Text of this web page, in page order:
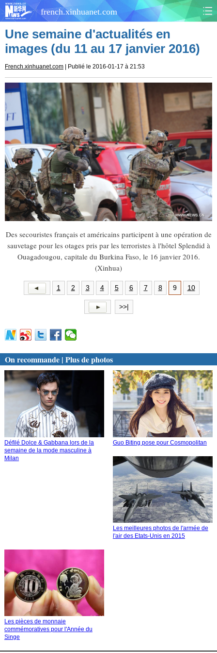
french.xinhuanet.com
CHINE MONDE
CULTURE SOCIÉTÉ
SANTÉ SPORTS
SCI&TECH PLANÈTE
TOURISME DOCUMENTS
DOSSIERS PHOTOS
VIDÉOS
Une semaine d'actualités en
images (du 11 au 17 janvier 2016)
French.xinhuanet.com | Publié le 2016-01-17 à 21:53
Des secouristes français et américains participent à une opération de
sauvetage pour les otages pris par les terroristes à l'hôtel Splendid à
Ouagadougou, capitale du Burkina Faso, le 16 janvier 2016.
(Xinhua)
1 2 3 4 5 6 7 8 9 10
>>|
On recommande | Plus de photos
Défilé Dolce & Gabbana lors de la
semaine de la mode masculine à
Milan
Guo Biting pose pour Cosmopolitan
Les meilleures photos de l'armée de
l'air des Etats-Unis en 2015
Les pièces de monnaie
commémoratives pour l'Année du
Singe